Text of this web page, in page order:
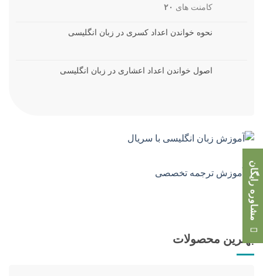
کامنت های ۲۰
نحوه خواندن اعداد کسری در زبان انگلیسی
اصول خواندن اعداد اعشاری در زبان انگلیسی
بهترین محصولات
مشاوره رایگان